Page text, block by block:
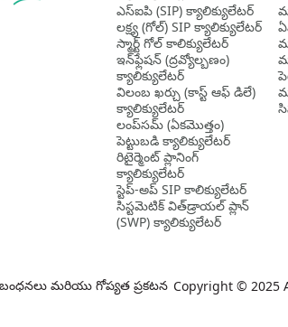
ఎస్‌ఐపి (SIP) క్యాలిక్యులేటర్
లక్ష్య (గోల్) SIP క్యాలిక్యులేటర్
స్మార్ట్ గోల్ కాలిక్యులేటర్
ఇన్‌ఫ్లేషన్ (ద్రవ్యోల్బణం)
క్యాలిక్యులేటర్
విలంబ ఖర్చు (కాస్ట్ ఆఫ్ డిలే)
క్యాలిక్యులేటర్
లంప్‌సమ్ (ఏకమొత్తం)
పెట్టుబడి క్యాలిక్యులేటర్
రిటైర్మెంట్ ప్లానింగ్
క్యాలిక్యులేటర్
స్టెప్-అప్ SIP కాలిక్యులేటర్
సిస్టమెటిక్ విత్‌డ్రాయల్ ప్లాన్
(SWP) క్యాలిక్యులేటర్
మరియు గోప్యత ప్రకటన Copyright © 2025